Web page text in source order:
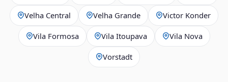
Velha Central Velha Grande Victor Konder
Vila Formosa Vila Itoupava Vila Nova
Vorstadt